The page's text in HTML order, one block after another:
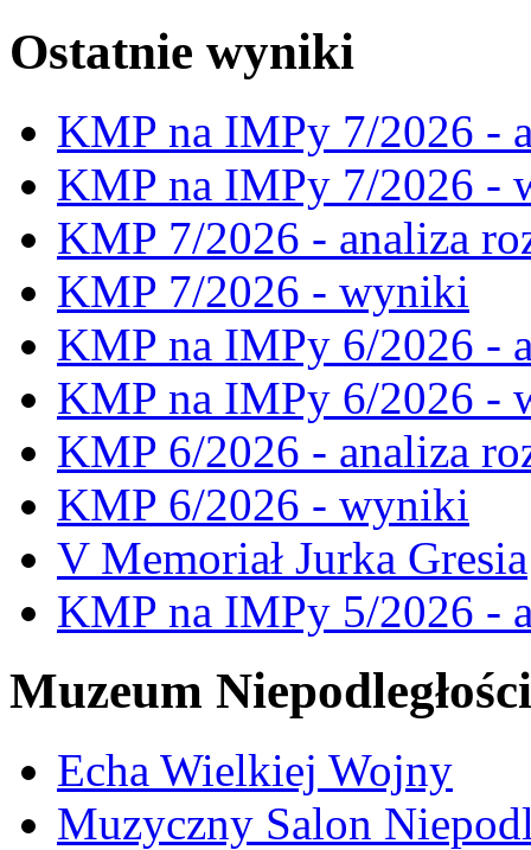
Ostatnie wyniki
KMP na IMPy 7/2026 -
KMP na IMPy 7/2026 -
KMP 7/2026 - analiza
KMP 7/2026 - wyniki
KMP na IMPy 6/2026 -
KMP na IMPy 6/2026 -
KMP 6/2026 - analiza
KMP 6/2026 - wyniki
V Memoriał Jurka Gresia
KMP na IMPy 5/2026 -
Muzeum Niepodległości
Echa Wielkiej Wojny
Muzyczny Salon